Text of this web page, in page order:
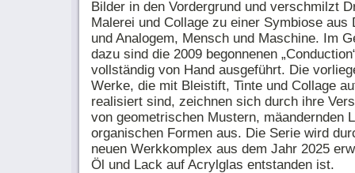
Bilder in den Vordergrund und verschmilzt
Malerei und Collage zu einer Symbiose aus
und Analogem, Mensch und Maschine. Im
dazu sind die 2009 begonnenen
vollständig von Hand ausgeführt. Die
Werke, die mit Bleistift, Tinte und Collage
realisiert sind, zeichnen sich durch ihre
von geometrischen Mustern, mäandernden
organischen Formen aus. Die Serie wird
neuen Werkkomplex aus dem Jahr 2025
Öl und Lack auf Acrylglas entstanden ist.